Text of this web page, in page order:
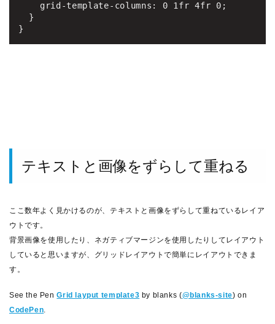
    grid-template-columns: 0 1fr 4fr 0;
  }
}
テキストと画像をずらして重ねる
ここ数年よく見かけるのが、テキストと画像をずらして重ねているレイア
ウトです。
背景画像を使用したり、ネガティブマージンを使用したりしてレイアウト
していると思いますが、グリッドレイアウトで簡単にレイアウトできま
す。
See the PenGrid layput template3 by blanks (@blanks-site) on
CodePen.